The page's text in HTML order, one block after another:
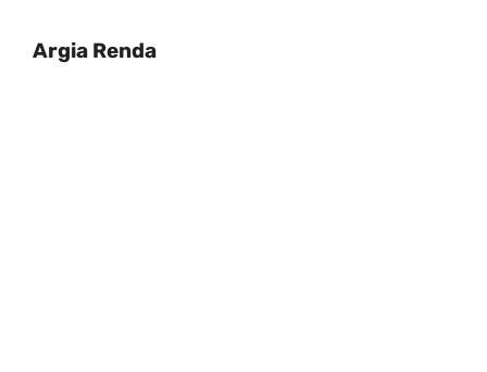
Argia Renda